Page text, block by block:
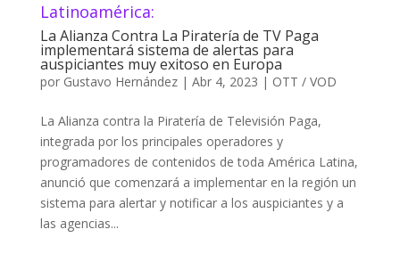
Latinoamérica:
La Alianza Contra La Piratería de TV Paga
implementará sistema de alertas para
auspiciantes muy exitoso en Europa
por Gustavo Hernández| Abr 4, 2023 | OTT / VOD
La Alianza contra la Piratería de Televisión Paga,
integrada por los principales operadores y
programadores de contenidos de toda América Latina,
anunció que comenzará a implementar en la región un
sistema para alertar y notificar a los auspiciantes y a
las agencias...